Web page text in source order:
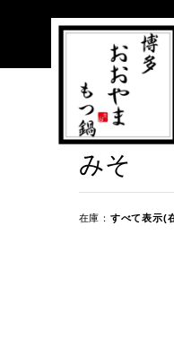
みそ
在庫： すべて表示(